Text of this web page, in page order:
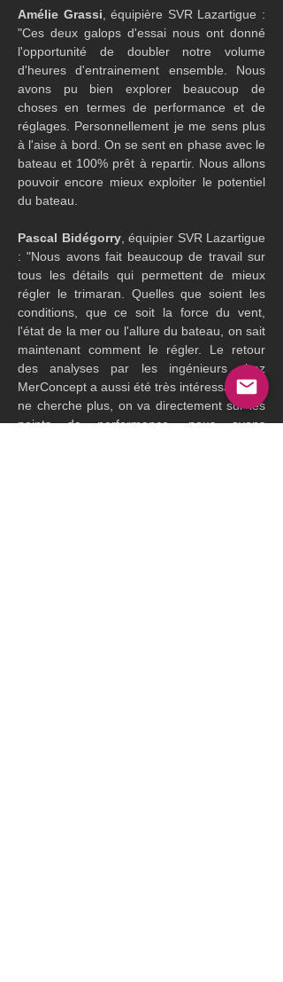
Amélie Grassi , équipière SVR Lazartigue :
"Ces deux galops d'essai nous ont donné
l'opportunité de doubler notre volume
d'heures d'entrainement ensemble. Nous
avons pu bien explorer beaucoup de
choses en termes de performance et de
réglages. Personnellement je me sens plus
à l'aise à bord. On se sent en phase avec le
bateau et 100% prêt à repartir. Nous allons
pouvoir encore mieux exploiter le potentiel
du bateau.
Pascal Bidégorry, équipier SVR Lazartigue
: "Nous avons fait beaucoup de travail sur
tous les détails qui permettent de mieux
régler le trimaran. Quelles que soient les
conditions, que ce soit la force du vent,
l'état de la mer ou l'allure du bateau, on sait
maintenant comment le régler. Le retour
des analyses par les ingénieurs chez
MerConcept a aussi été très intéressant. On
ne cherche plus, on va directement sur les
points de performance. nous avons